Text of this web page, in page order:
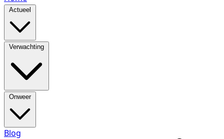
Actueel
Verwachting
Onweer
Blog